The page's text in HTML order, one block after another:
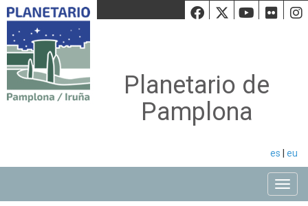
Facebook
Twiiter
Planetario de
Pamplona
es eu